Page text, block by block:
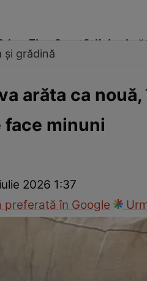
Time SportStil de viață
grădină Modă
și grădină
arăta ca
minuni
2026 1:37
în Google